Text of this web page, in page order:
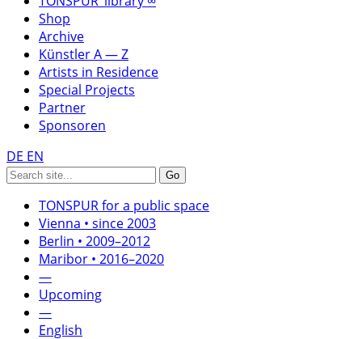
Shop
Archive
Künstler A — Z
Artists in Residence
Special Projects
Partner
Sponsoren
DE EN
TONSPUR for a public space
Vienna • since 2003
Berlin • 2009–2012
Maribor • 2016–2020
—
Upcoming
—
English